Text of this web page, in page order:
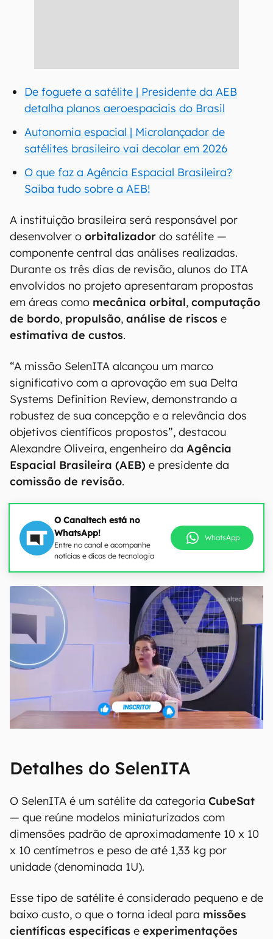
De foguete a satélite | Presidente da AEB
detalha planos aeroespaciais do Brasil
Autonomia espacial | Microlançador de
satélites brasileiro vai decolar em 2026
O que faz a Agência Espacial Brasileira?
Saiba tudo sobre a AEB!
A instituição brasileira será responsável por
desenvolver o orbitalizador do satélite —
componente central das análises realizadas.
Durante os três dias de revisão, alunos do ITA
envolvidos no projeto apresentaram propostas
em áreas como mecânica orbital, computação
de bordo, propulsão, análise de riscos e
estimativa de custos.
“A missão SelenITA alcançou um marco
significativo com a aprovação em sua Delta
Systems Definition Review, demonstrando a
robustez de sua concepção e a relevância dos
objetivos científicos propostos”, destacou
Alexandre Oliveira, engenheiro da Agência
Espacial Brasileira (AEB) e presidente da
comissão de revisão.
O Canaltech está no
WhatsApp!
Entre no canal e acompanhe
notícias e dicas de tecnologia
WhatsApp
Detalhes do SelenITA
O SelenITA é um satélite da categoria CubeSat
— que reúne modelos miniaturizados com
dimensões padrão de aproximadamente 10 x 10
x 10 centímetros e peso de até 1,33 kg por
unidade (denominada 1U).
Esse tipo de satélite é considerado pequeno e de
baixo custo, o que o torna ideal para missões
científicas específicas e experimentações